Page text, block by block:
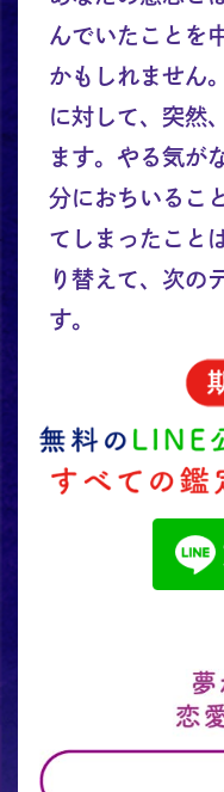
んでいたことを
かもしれません
に対して、突然
ます。やる気が
分におちいるこ
てしまったこと
り替えて、次の
す。